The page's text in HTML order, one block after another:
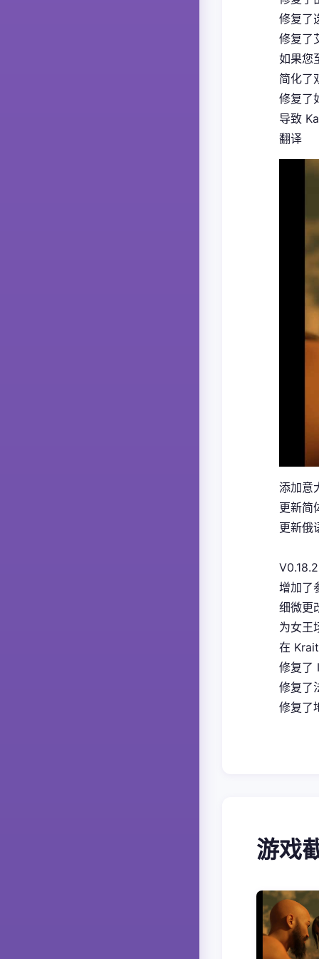
修复了
修复了
如果您
简化了
修复了
导致
翻译
添加意
更新简
更新俄
V0.18.2
增加了
细微更
为女王
在
修复了
修复了
修复了
游戏